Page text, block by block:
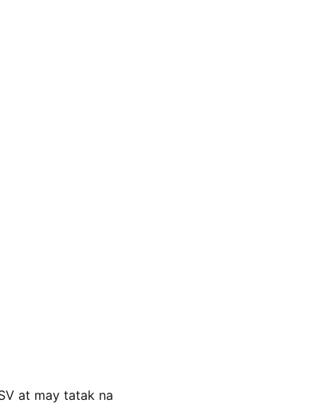
at may tatak na